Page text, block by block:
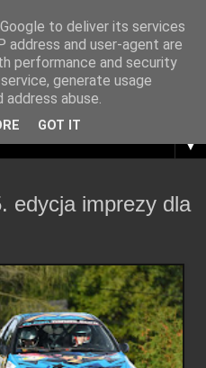
▼
edycja imprezy dla
to deliver its services
address and user-agent are
performance and security
generate usage
abuse.
GOT IT